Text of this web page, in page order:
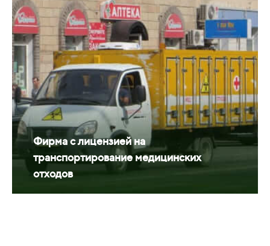
Фирма с лицензией на
транспортирование медицинских
отходов